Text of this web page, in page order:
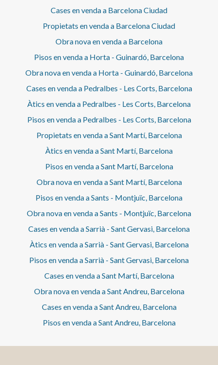
Cases en venda a Barcelona Ciudad
Propietats en venda a Barcelona Ciudad
Obra nova en venda a Barcelona
Pisos en venda a Horta - Guinardó, Barcelona
Obra nova en venda a Horta - Guinardó, Barcelona
Cases en venda a Pedralbes - Les Corts, Barcelona
Àtics en venda a Pedralbes - Les Corts, Barcelona
Pisos en venda a Pedralbes - Les Corts, Barcelona
Propietats en venda a Sant Martí, Barcelona
Àtics en venda a Sant Martí, Barcelona
Pisos en venda a Sant Martí, Barcelona
Obra nova en venda a Sant Martí, Barcelona
Pisos en venda a Sants - Montjuïc, Barcelona
Obra nova en venda a Sants - Montjuïc, Barcelona
Cases en venda a Sarrià - Sant Gervasi, Barcelona
Àtics en venda a Sarrià - Sant Gervasi, Barcelona
Pisos en venda a Sarrià - Sant Gervasi, Barcelona
Cases en venda a Sant Martí, Barcelona
Obra nova en venda a Sant Andreu, Barcelona
Cases en venda a Sant Andreu, Barcelona
Pisos en venda a Sant Andreu, Barcelona